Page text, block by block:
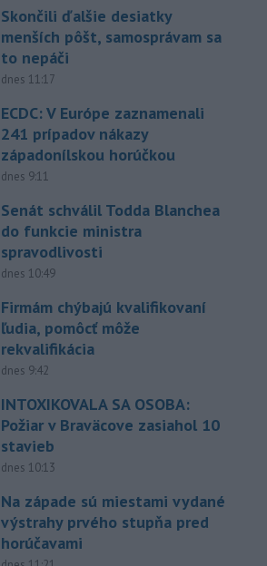
Skončili ďalšie desiatky
menších pôšt, samosprávam sa
to nepáči
dnes 11:17
ECDC: V Európe zaznamenali
241 prípadov nákazy
západonílskou horúčkou
dnes 9:11
Senát schválil Todda Blanchea
do funkcie ministra
spravodlivosti
dnes 10:49
Firmám chýbajú kvalifikovaní
ľudia, pomôcť môže
rekvalifikácia
dnes 9:42
INTOXIKOVALA SA OSOBA:
Požiar v Braväcove zasiahol 10
stavieb
dnes 10:13
Na západe sú miestami vydané
výstrahy prvého stupňa pred
horúčavami